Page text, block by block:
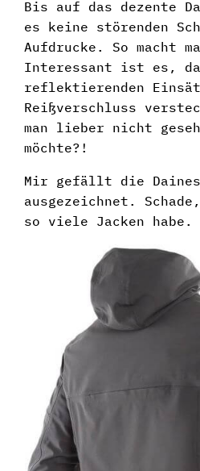
Bis auf das dezente
es keine störenden
Aufdrucke. So macht
Interessant ist es,
reflektierenden
Reißverschluss
man lieber nicht
möchte?!
Mir gefällt die
ausgezeichnet.
so viele Jacken habe.